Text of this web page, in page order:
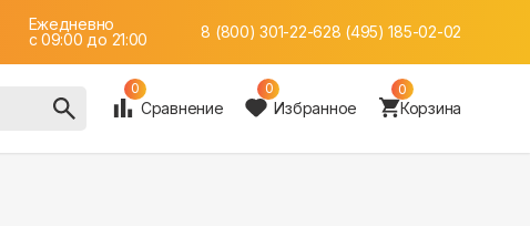
Ежедневно
c 09:00 до 21:00
8 (800) 301-22-628 (495) 185-02-02
0
Сравнение
0
Избранное
0
Корзина